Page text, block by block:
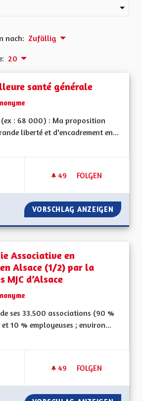
nach: Zufällig
20
santé générale
: 68 000) : Ma proposition
liberté et d'encadrement en...
49 49 FOLLOWER
FOLGEN
POUR UNE
VORSCHLAG ANZEIGEN POUR
Associative en
Alsace (1/2) par la
MJC d’Alsace
de ses 33.500 associations (90 %
10 % employeuses ; environ...
49 49 FOLLOWER
FOLGEN
PROPOSITION VIE